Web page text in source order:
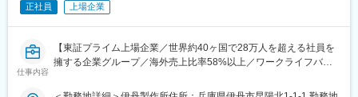
変更の範囲：会社の定める業務
ビジネスマナーや業界の基礎知識を学んでいただきます。
カー工場にて学んでいただきます。
▽OJT研修（半年～1年）
だきます。
正社員 上場企業
仕事内容
【東証プライム上場企業／世界約40ヶ国で28万人を超える社員を
擁する企業グループ／海外売上比率58%以上／ワークライフバラ